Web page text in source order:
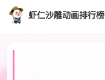
虾仁沙雕动画排行榜